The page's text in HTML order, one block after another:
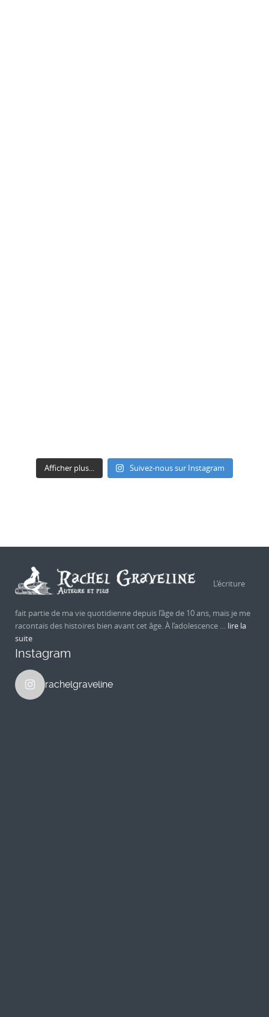
Afficher plus... Suivez-nous sur Instagram
L’écriture
fait partie de ma vie quotidienne depuis l’âge de 10 ans, mais je me
racontais des histoires bien avant cet âge. À l’adolescence … lire la
suite
Instagram
rachelgraveline